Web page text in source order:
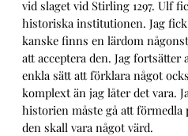
vid slaget vid Stirling 1297. Ulf
historiska institutionen. Jag
kanske finns en lärdom
att acceptera den. Jag
enkla sätt att förklara något
komplext än jag låter det vara.
historien måste gå att
den skall vara något värd.